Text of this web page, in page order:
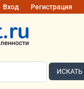
Вход Регистрация
ИСКАТЬ